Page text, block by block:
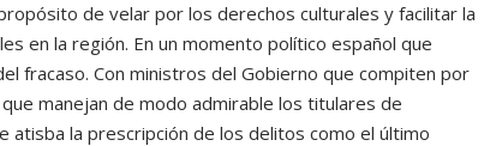
de velar por los derechos culturales y facilitar la
en la región. En un momento político español que
fracaso. Con ministros del Gobierno que compiten por
manejan de modo admirable los titulares de
atisba la prescripción de los delitos como el último